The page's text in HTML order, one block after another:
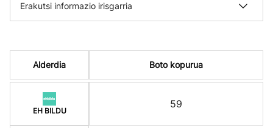
Erakutsi informazio irisgarria
Alderdia
EH BILDU
Boto kopurua
59